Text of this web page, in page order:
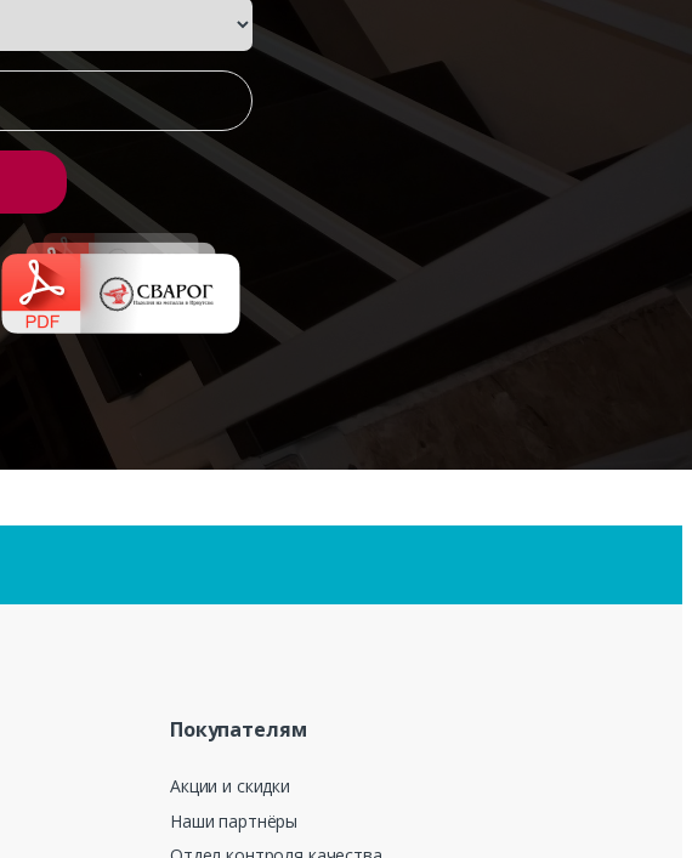
Покупателям
Акции и скидки
Наши партнёры